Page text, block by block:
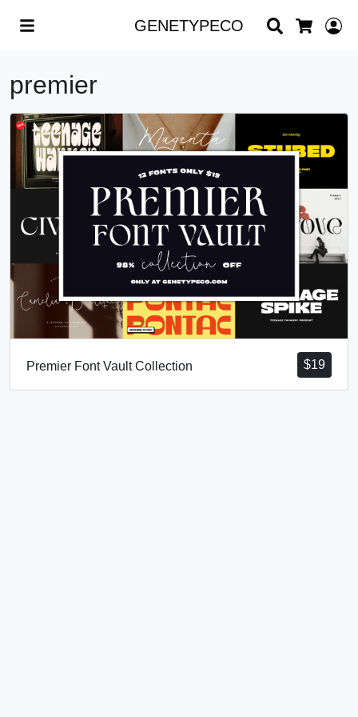
GENETYPECO
Search
premier
$19
Premier Font Vault Collection